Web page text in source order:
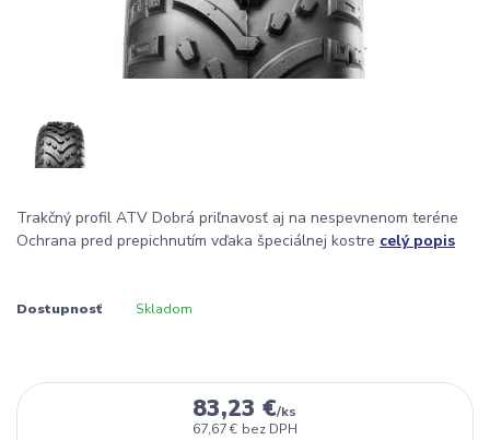
Trakčný profil ATV Dobrá priľnavosť aj na nespevnenom teréne
Ochrana pred prepichnutím vďaka špeciálnej kostre celý popis
Dostupnosť Skladom
83,23 €/ks
67,67 € bez DPH